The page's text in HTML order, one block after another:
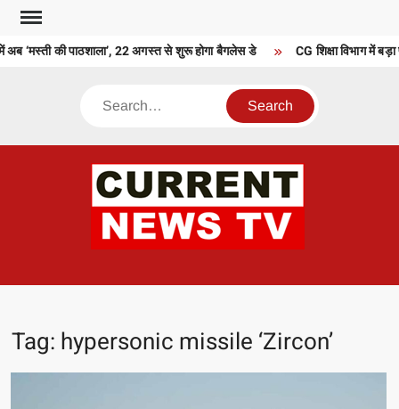
Skip
content
‘मस्ती की पाठशाला’, 22 अगस्त से शुरू होगा बैगलेस डे CG शिक्षा विभाग में
Search
Tag: hypersonic missile ‘Zircon’